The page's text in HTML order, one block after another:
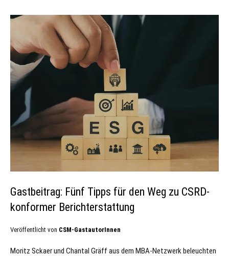
Gastbeitrag: Fünf Tipps für den Weg zu CSRD-
konformer Berichterstattung
Veröffentlicht von CSM-GastautorInnen
Moritz Sckaer und Chantal Gräff aus dem MBA-Netzwerk beleuchten